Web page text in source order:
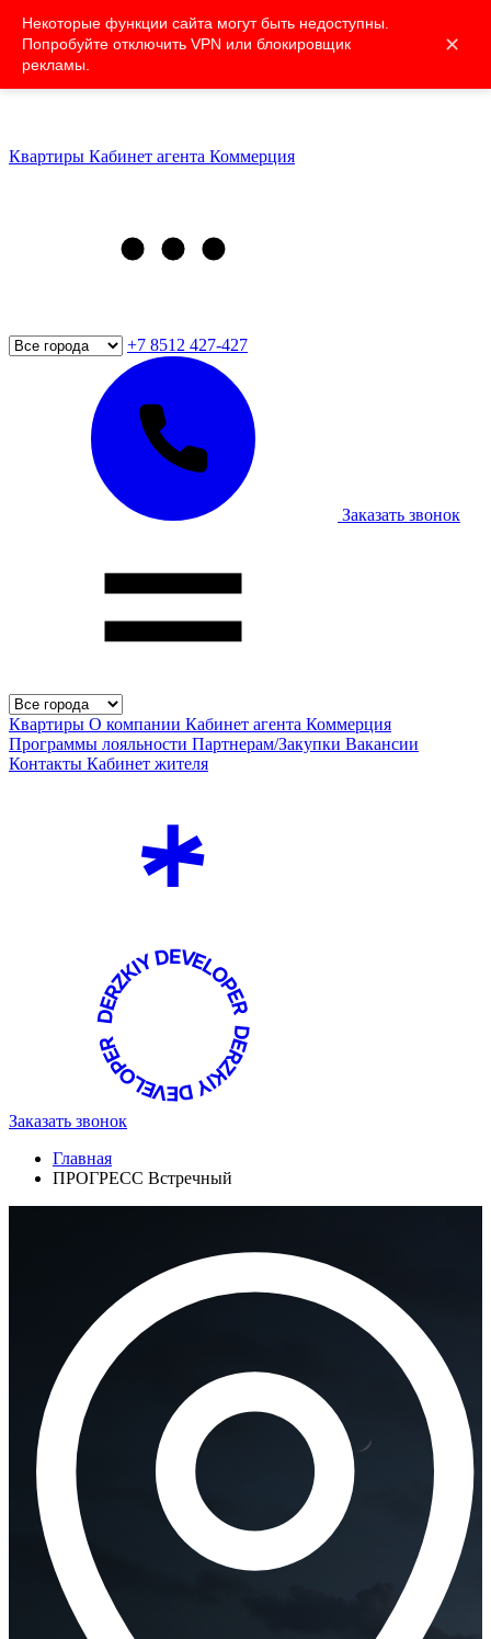
Некоторые функции сайта могут быть недоступны.
Попробуйте отключить VPN или блокировщик
рекламы.
✕
Квартиры Кабинет агента Коммерция
+7 8512 427-427
Заказать звонок
Квартиры О компании Кабинет агента Коммерция
Программы лояльности Партнерам/Закупки Вакансии
Контакты Кабинет жителя
Заказать звонок
Главная
ПРОГРЕСС Встречный